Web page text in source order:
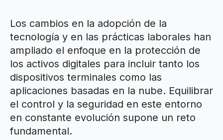
Los cambios en la adopción de la
tecnología y en las prácticas laborales han
ampliado el enfoque en la protección de
los activos digitales para incluir tanto los
dispositivos terminales como las
aplicaciones basadas en la nube. Equilibrar
el control y la seguridad en este entorno
en constante evolución supone un reto
fundamental.